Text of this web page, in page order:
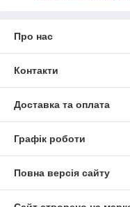
Про нас
Контакти
Доставка та оплата
Графік роботи
Повна версія сайту